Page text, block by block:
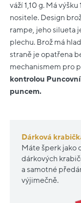
váží 1,10 g. Má
nositele. Design
rampe, jeho silueta
plechu. Brož má
straně je opatřena
mechanismem pro
kontrolou
puncem.
Dárková
Máte šperk jako
dárkových
a samotné
výjimečně.